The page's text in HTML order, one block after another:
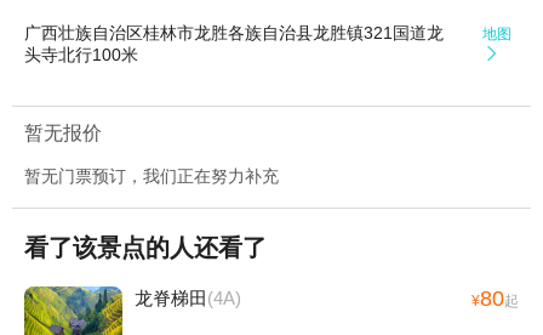
广西壮族自治区桂林市龙胜各族自治县龙胜镇321国道龙
头寺北行100米
地图

暂无报价
暂无门票预订，我们正在努力补充
看了该景点的人还看了
龙脊梯田(4A) ¥80起